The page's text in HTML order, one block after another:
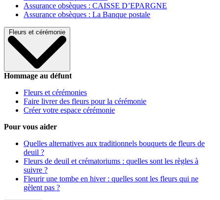
Assurance obsèques : CAISSE D’EPARGNE
Assurance obsèques : La Banque postale
Fleurs et cérémonie
Hommage au défunt
Fleurs et cérémonies
Faire livrer des fleurs pour la cérémonie
Créer votre espace cérémonie
Pour vous aider
Quelles alternatives aux traditionnels bouquets de fleurs de
deuil ?
Fleurs de deuil et crématoriums : quelles sont les règles à
suivre ?
Fleurir une tombe en hiver : quelles sont les fleurs qui ne
gèlent pas ?